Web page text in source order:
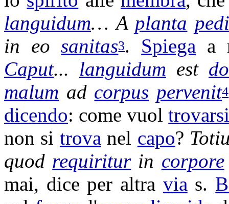
languidum… A planta
in eosanitas3. Spiega a
Caput... languidum est
malum ad corpus pervenit4
dicendo: come vuol
non si trova nel capo?
quod requiriturin corpore
mai, dice per altra via s.